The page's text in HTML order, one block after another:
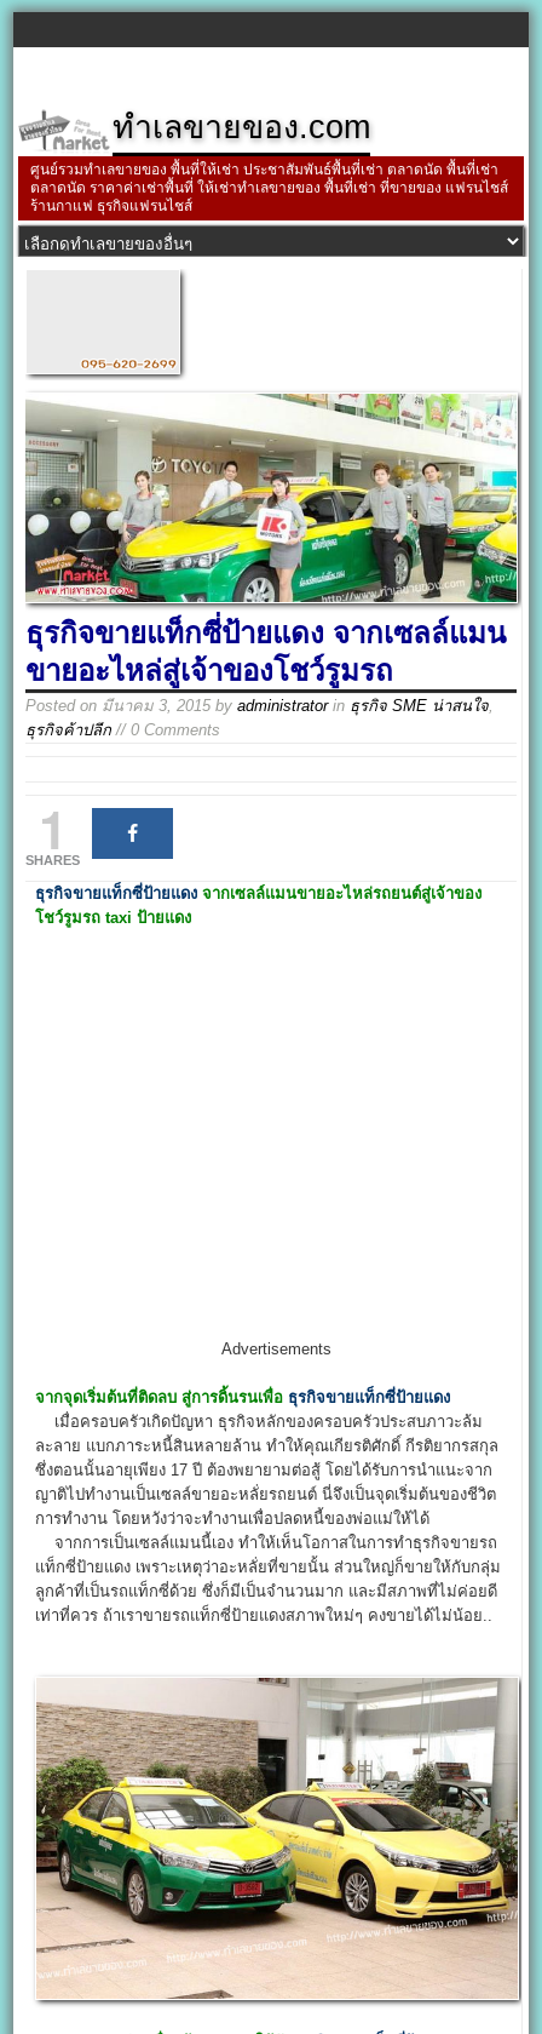
ทำเลขายของ.com
ศูนย์รวมทำเลขายของ พื้นที่ให้เช่า ประชาสัมพันธ์พื้นที่เช่า ตลาดนัด พื้นที่เช่า
ตลาดนัด ราคาค่าเช่าพื้นที่ ให้เช่าทำเลขายของ พื้นที่เช่า ที่ขายของ แฟรนไชส์
ร้านกาแฟ ธุรกิจแฟรนไชส์
ธุรกิจขายแท็กซี่ป้ายแดง จากเซลล์แมน
ขายอะไหล่สู่เจ้าของโชว์รูมรถ
Posted on มีนาคม 3, 2015 byadministratorin ธุรกิจ SME น่าสนใจ,
ธุรกิจค้าปลีก // 0 Comments
1
SHARES
ธุรกิจขายแท็กซี่ป้ายแดง จากเซลล์แมนขายอะไหล่รถยนต์สู่เจ้าของ
โชว์รูมรถ taxi ป้ายแดง
Advertisements
จากจุดเริ่มต้นที่ติดลบ สู่การดิ้นรนเพื่อ ธุรกิจขายแท็กซี่ป้ายแดง
เมื่อครอบครัวเกิดปัญหา ธุรกิจหลักของครอบครัวประสบภาวะล้ม
ละลาย แบกภาระหนี้สินหลายล้าน ทำให้คุณเกียรติศักดิ์ กีรติยากรสกุล
ซึ่งตอนนั้นอายุเพียง 17 ปี ต้องพยายามต่อสู้ โดยได้รับการนำแนะจาก
ญาติไปทำงานเป็นเซลล์ขายอะหลั่ยรถยนต์ นี่จึงเป็นจุดเริ่มต้นของชีวิต
การทำงาน โดยหวังว่าจะทำงานเพื่อปลดหนี้ของพ่อแม่ให้ได้
จากการเป็นเซลล์แมนนี้เอง ทำให้เห็นโอกาสในการทำธุรกิจขายรถ
แท็กซี่ป้ายแดง เพราะเหตุว่าอะหลั่ยที่ขายนั้น ส่วนใหญ่ก็ขายให้กับกลุ่ม
ลูกค้าที่เป็นรถแท็กซี่ด้วย ซึ่งก็มีเป็นจำนวนมาก และมีสภาพที่ไม่ค่อยดี
เท่าที่ควร ถ้าเราขายรถแท็กซี่ป้ายแดงสภาพใหม่ๆ คงขายได้ไม่น้อย..